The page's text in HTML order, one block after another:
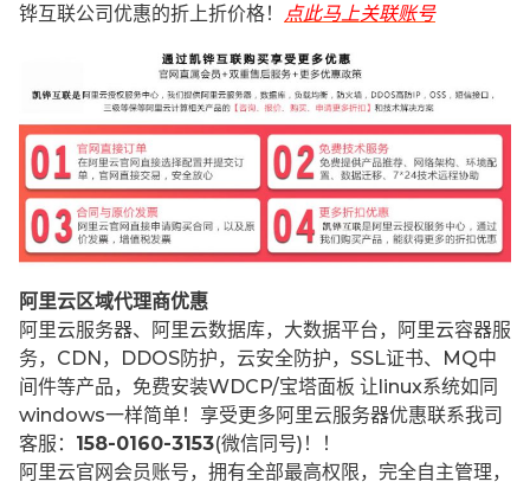
铧互联公司优惠的折上折价格！
点此马上关联账号
阿里云区域代理商优惠
阿里云服务器、阿里云数据库，大数据平台，阿里云容器服
务，CDN，DDOS防护，云安全防护，SSL证书、MQ中
间件等产品，免费安装WDCP/宝塔面板 让 linux系统如同
windows一样简单！享受更多阿里云服务器优惠联系我司
客服： 158-0160-3153(微信同号)！！
阿里云官网会员账号，拥有全部最高权限，完全自主管理，